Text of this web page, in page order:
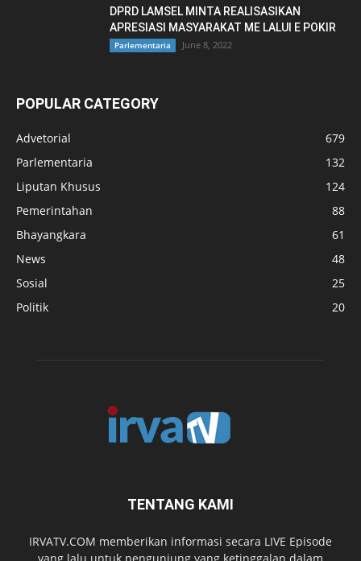
DPRD LAMSEL MINTA REALISASIKAN
APRESIASI MASYARAKAT ME LALUI E POKIR
Parlementaria June 8, 2022
POPULAR CATEGORY
Advetorial
679
Parlementaria
132
Liputan Khusus
124
Pemerintahan
88
Bhayangkara
61
News
48
Sosial
25
Politik
20
TENTANG KAMI
IRVATV.COM memberikan informasi secara LIVE Episode